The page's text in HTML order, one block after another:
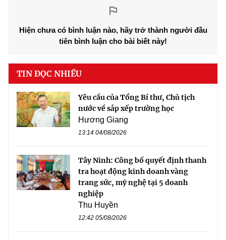
Hiện chưa có bình luận nào, hãy trở thành người đầu
tiên bình luận cho bài biết này!
TIN ĐỌC NHIỀU
Yêu cầu của Tổng Bí thư, Chủ tịch
nước về sắp xếp trường học
Hương Giang
13:14 04/08/2026
Tây Ninh: Công bố quyết định thanh
tra hoạt động kinh doanh vàng
trang sức, mỹ nghệ tại 5 doanh
nghiệp
Thu Huyền
12:42 05/08/2026